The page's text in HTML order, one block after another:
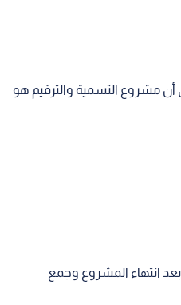
مشروع التسمية والترقيم هو
بعد انتهاء المشروع وجمع